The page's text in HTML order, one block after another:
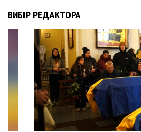
ВИБІР РЕДАКТОРА